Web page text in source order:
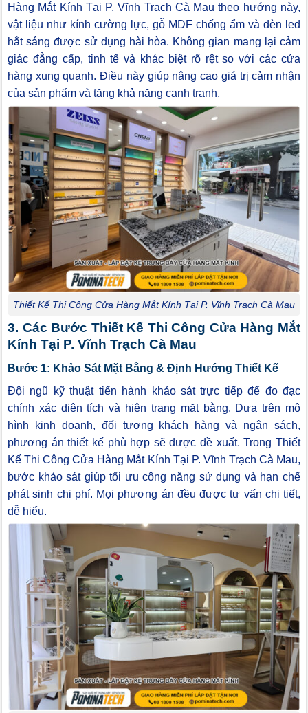
Hàng Mắt Kính Tại P. Vĩnh Trạch Cà Mau theo hướng này,
vật liệu như kính cường lực, gỗ MDF chống ẩm và đèn led
hắt sáng được sử dụng hài hòa. Không gian mang lại cảm
giác đẳng cấp, tinh tế và khác biệt rõ rệt so với các cửa
hàng xung quanh. Điều này giúp nâng cao giá trị cảm nhận
của sản phẩm và tăng khả năng cạnh tranh.
Thiết Kế Thi Công Cửa Hàng Mắt Kính Tại P. Vĩnh Trạch Cà Mau
3. Các Bước Thiết Kế Thi Công Cửa Hàng Mắt
Kính Tại P. Vĩnh Trạch Cà Mau
Bước 1: Khảo Sát Mặt Bằng & Định Hướng Thiết Kế
Đội ngũ kỹ thuật tiến hành khảo sát trực tiếp để đo đạc
chính xác diện tích và hiện trạng mặt bằng. Dựa trên mô
hình kinh doanh, đối tượng khách hàng và ngân sách,
phương án thiết kế phù hợp sẽ được đề xuất. Trong Thiết
Kế Thi Công Cửa Hàng Mắt Kính Tại P. Vĩnh Trạch Cà Mau,
bước khảo sát giúp tối ưu công năng sử dụng và hạn chế
phát sinh chi phí. Mọi phương án đều được tư vấn chi tiết,
dễ hiểu.